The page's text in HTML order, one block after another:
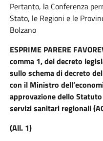
Pertanto, la Conferenza
Stato, le Regioni e le
Bolzano
ESPRIME PARERE
comma 1, del decreto
sullo schema di decreto
con il Ministro
approvazione dello
servizi sanitari regionali
(All. 1)